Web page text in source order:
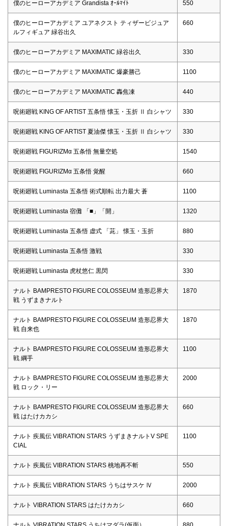
僕のヒーローアカデミア Grandista ｵｰﾙﾏｲﾄ 550
僕のヒーローアカデミア ユアネクスト ティザービジュア
ルフィギュア 緑谷出久
660
僕のヒーローアカデミア MAXIMATIC 緑谷出久 330
僕のヒーローアカデミア MAXIMATIC 爆豪勝己 1100
僕のヒーローアカデミア MAXIMATIC 轟焦凍 440
呪術廻戦 KING OF ARTIST 五条悟 懐玉・玉折 Ⅱ 白シャツ 330
呪術廻戦 KING OF ARTIST 夏油傑 懐玉・玉折 Ⅱ 白シャツ 330
呪術廻戦 FIGURIZMα 五条悟 無量空処 1540
呪術廻戦 FIGURIZMα 五条悟 覚醒 660
呪術廻戦 Luminasta 五条悟 術式順転 出力最大 蒼 1100
呪術廻戦 Luminasta 宿儺 「■」「開」 1320
呪術廻戦 Luminasta 五条悟 虚式 「茈」 懐玉・玉折 880
呪術廻戦 Luminasta 五条悟 激戦 330
呪術廻戦 Luminasta 虎杖悠仁 黒閃 330
ナルト BAMPRESTO FIGURE COLOSSEUM 造形忍界大
戦 うずまきナルト
1870
ナルト BAMPRESTO FIGURE COLOSSEUM 造形忍界大
戦 自来也
1870
ナルト BAMPRESTO FIGURE COLOSSEUM 造形忍界大
戦 綱手
1100
ナルト BAMPRESTO FIGURE COLOSSEUM 造形忍界大
戦 ロック・リー
2000
ナルト BAMPRESTO FIGURE COLOSSEUM 造形忍界大
戦 はたけカカシ
660
ナルト 疾風伝 VIBRATION STARS うずまきナルトV SPE
CIAL
1100
ナルト 疾風伝 VIBRATION STARS 桃地再不斬 550
ナルト 疾風伝 VIBRATION STARS うちはサスケ Ⅳ 2000
ナルト VIBRATION STARS はたけカカシ 660